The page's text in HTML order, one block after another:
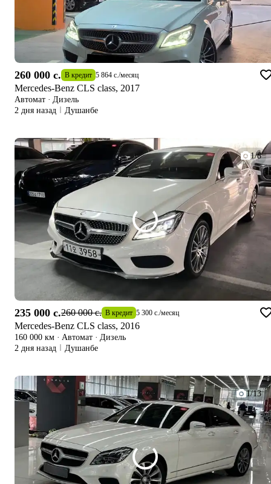
260 000 c. В кредит 5 864 c./месяц
Mercedes-Benz CLS class, 2017
Автомат · Дизель
2 дня назад
Душанбе
1/8
235 000 c.260 000 c. В кредит 5 300 c./месяц
Mercedes-Benz CLS class, 2016
160 000 км · Автомат · Дизель
2 дня назад
Душанбе
1/13